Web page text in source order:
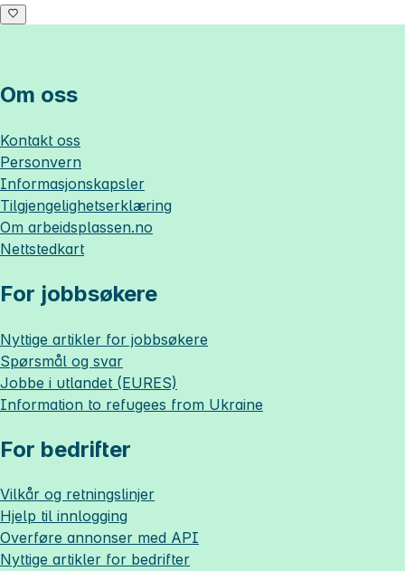
Om oss
Kontakt oss
Personvern
Informasjonskapsler
Tilgjengelighetserklæring
Om arbeidsplassen.no
Nettstedkart
For jobbsøkere
Nyttige artikler for jobbsøkere
Spørsmål og svar
Jobbe i utlandet (EURES)
Information to refugees from Ukraine
For bedrifter
Vilkår og retningslinjer
Hjelp til innlogging
Overføre annonser med API
Nyttige artikler for bedrifter